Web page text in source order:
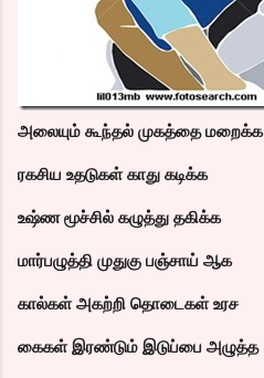
அலையும் கூந்தல் முகத்தை மறைக்க
ரகசிய உதடுகள் காது கடிக்க
உஷ்ண மூச்சில் கழுத்து தகிக்க
மார்பழுத்தி முதுகு பஞ்சாய் ஆக
கால்கள் அகற்றி தொடைகள் உரச
கைகள் இரண்டும் இடுப்பை அழுத்த